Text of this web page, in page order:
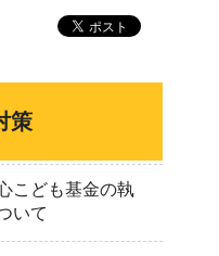
策
こども基金の執
いて